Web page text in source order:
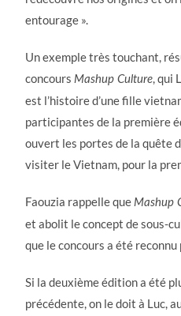
entourage ».
Un exemple très touchant,
concours Mashup Culture, qui
est l’histoire d’une fille
participantes de la première
ouvert les portes de la quête
visiter le Vietnam, pour la
Faouzia rappelle que Mashup
et abolit le concept de sous-
que le concours a été reconnu
Si la deuxième édition a été
précédente, on le doit à Luc,